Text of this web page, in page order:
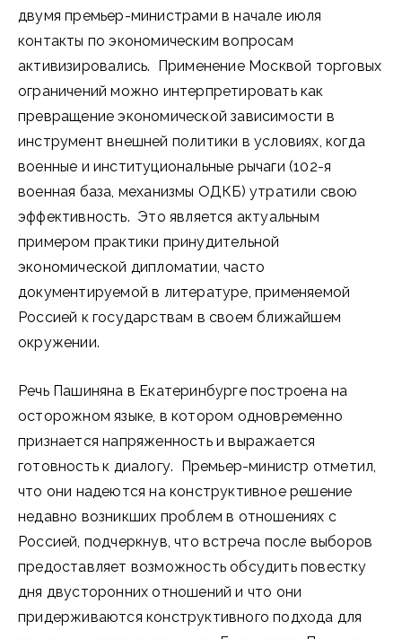
двумя премьер-министрами в начале июля
контакты по экономическим вопросам
активизировались. Применение Москвой торговых
ограничений можно интерпретировать как
превращение экономической зависимости в
инструмент внешней политики в условиях, когда
военные и институциональные рычаги (102-я
военная база, механизмы ОДКБ) утратили свою
эффективность. Это является актуальным
примером практики принудительной
экономической дипломатии, часто
документируемой в литературе, применяемой
Россией к государствам в своем ближайшем
окружении.
Речь Пашиняна в Екатеринбурге построена на
осторожном языке, в котором одновременно
признается напряженность и выражается
готовность к диалогу. Премьер-министр отметил,
что они надеются на конструктивное решение
недавно возникших проблем в отношениях с
Россией, подчеркнув, что встреча после выборов
предоставляет возможность обсудить повестку
дня двусторонних отношений и что они
придерживаются конструктивного подхода для